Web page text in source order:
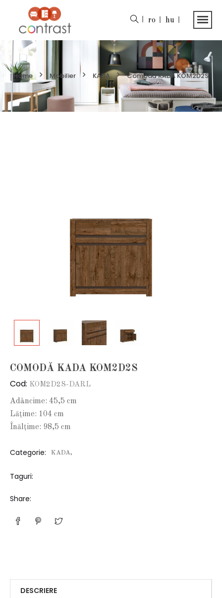
ro hu
Home Mobilier KADA Comodă KADA KOM2D2S
COMODĂ KADA KOM2D2S
Cod: KOM2D2S-DARL
Adâncime: 45,5 cm
Lățime: 104 cm
Înălțime: 98,5 cm
Categorie: KADA,
Taguri:
Share:
DESCRIERE